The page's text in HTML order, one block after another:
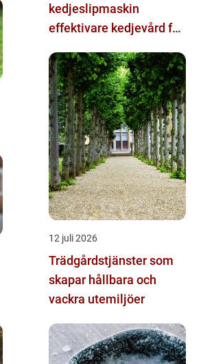
kedjeslipmaskin
effektivare kedjevård för
12 juli 2026
Trädgårdstjänster som
skapar hållbara och
vackra utemiljöer